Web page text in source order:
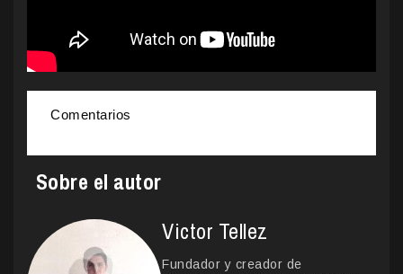
Comentarios
Sobre el autor
Victor Tellez
Fundador y creador de